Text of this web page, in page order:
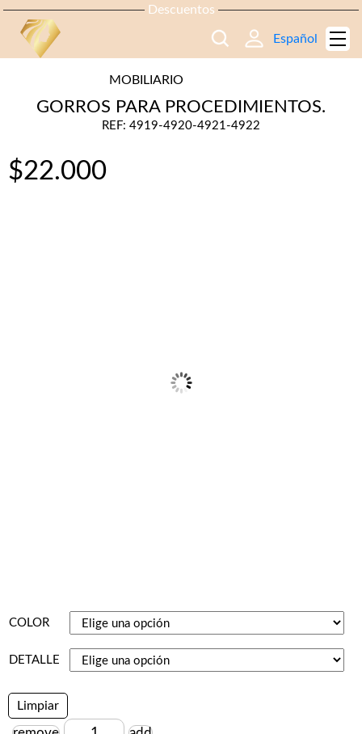
Descuentos
Español
MOBILIARIO
GORROS PARA PROCEDIMIENTOS.
REF: 4919-4920-4921-4922
$22.000
COLOR
DETALLE
Limpiar